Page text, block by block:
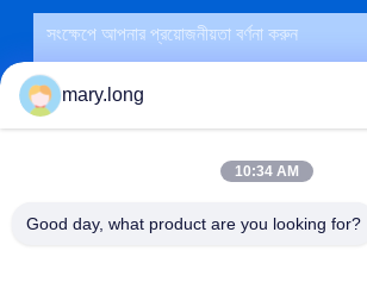
mary.long
10:34 AM
Good day, what product are you looking for?